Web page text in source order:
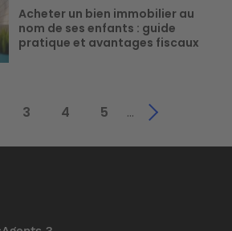
Acheter un bien immobilier au
nom de ses enfants : guide
pratique et avantages fiscaux
3 4 5 …